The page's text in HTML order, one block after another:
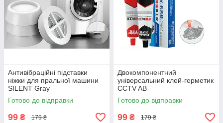
Антивібраційні підставки
ніжки для пральної машини
SILENT Gray
Готово до відправки
99 ₴ 179 ₴
Двокомпонентний
універсальний клей-герметик
CCTV AB
Готово до відправки
99 ₴ 179 ₴